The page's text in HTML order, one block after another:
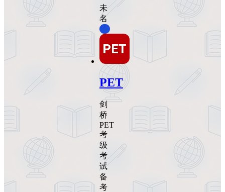
未
名
PET
剑
桥
PET
考
级
考
试
备
考